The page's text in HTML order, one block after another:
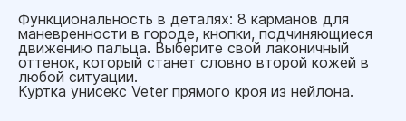
Функциональность в деталях: 8 карманов для
маневренности в городе, кнопки, подчиняющиеся
движению пальца. Выберите свой лаконичный
оттенок, который станет словно второй кожей в
любой ситуации.
Куртка унисекс Veter прямого кроя из нейлона.